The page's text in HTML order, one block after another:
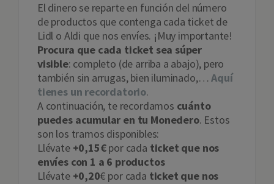
El dinero se reparte en función del número
de productos que contenga cada ticket de
Lidl o Aldi que nos envíes. ¡Muy importante!
Procura que cada ticket sea súper
visible: completo (de arriba a abajo), pero
también sin arrugas, bien iluminado,…Aquí
tienes un recordatorio.
A continuación, te recordamos cuánto
puedes acumular en tu Monedero. Estos
son los tramos disponibles:
Llévate +0,15€por cada ticket que nos
envíes con 1 a 6 productos
Llévate +0,20€ por cada ticket que nos